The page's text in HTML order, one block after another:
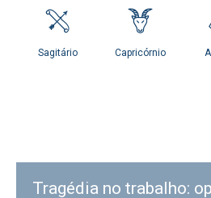
Tragédia no trabalho: